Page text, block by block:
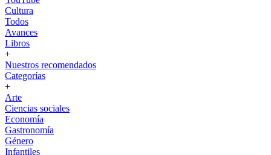
Cultura
Todos
Avances
Libros
+
Nuestros recomendados
Categorías
+
Arte
Ciencias sociales
Economía
Gastronomía
Género
Infantiles